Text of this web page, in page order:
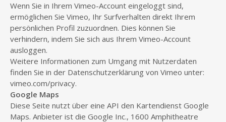
Wenn Sie in Ihrem Vimeo-Account eingeloggt sind,
ermöglichen Sie Vimeo, Ihr Surfverhalten direkt Ihrem
persönlichen Profil zuzuordnen. Dies können Sie
verhindern, indem Sie sich aus Ihrem Vimeo-Account
ausloggen.
Weitere Informationen zum Umgang mit Nutzerdaten
finden Sie in der Datenschutzerklärung von Vimeo unter:
vimeo.com/privacy.
Google Maps
Diese Seite nutzt über eine API den Kartendienst Google
Maps. Anbieter ist die Google Inc., 1600 Amphitheatre